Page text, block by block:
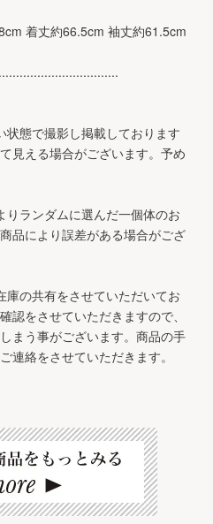
着丈約66.5cm 袖丈約61.5cm
態で撮影し掲載しております
見える場合がございます。予め
ランダムに選んだ一個体のお
品により誤差がある場合がござ
の共有をさせていただいてお
認をさせていただきますので、
まう事がございます。商品の手
連絡をさせていただきます。